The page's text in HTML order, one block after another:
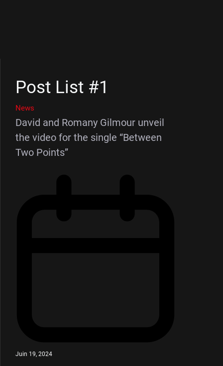
Post List #1
News
David and Romany Gilmour unveil
the video for the single “Between
Two Points”
Juin 19, 2024